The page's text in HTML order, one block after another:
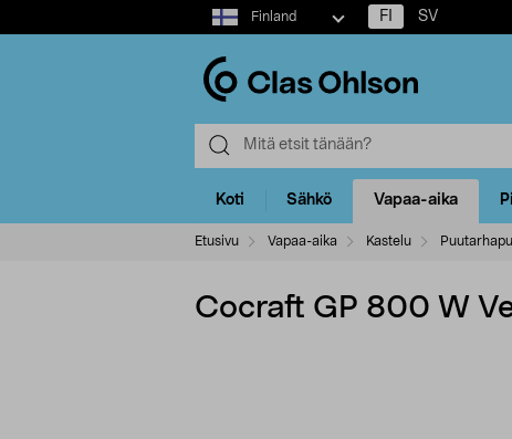
Select
market
Finland FI SV
Koti Sähkö Vapaa-aika
Etusivu Vapaa-aika Kastelu
Cocraft GP 800 W